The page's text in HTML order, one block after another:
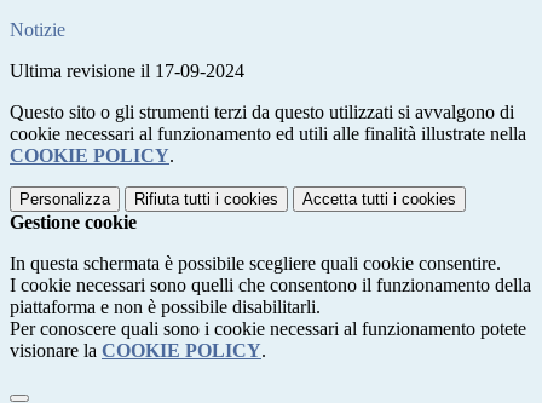
Notizie
Ultima revisione il 17-09-2024
Questo sito o gli strumenti terzi da questo utilizzati si avvalgono di
cookie necessari al funzionamento ed utili alle finalità illustrate nella
COOKIE POLICY.
Personalizza Rifiuta tutti i cookies Accetta tutti i cookies
Gestione cookie
In questa schermata è possibile scegliere quali cookie consentire.
I cookie necessari sono quelli che consentono il funzionamento della
piattaforma e non è possibile disabilitarli.
Per conoscere quali sono i cookie necessari al funzionamento potete
visionare la COOKIE POLICY.